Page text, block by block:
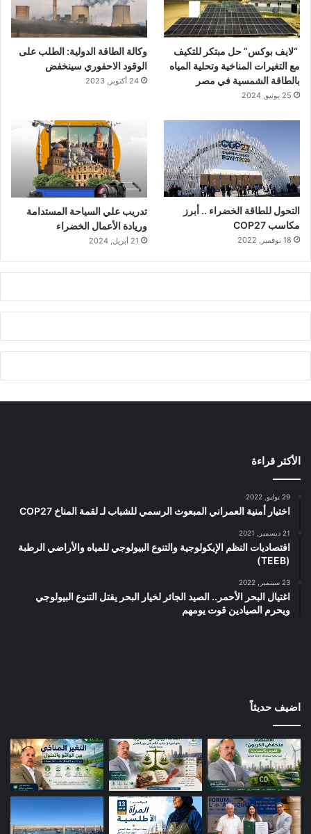
“لايف بوكس” حل مبتكر للتكيف
مع التغيرات المناخية وتحلية المياه
بالطاقة الشمسية في مصر
25 يونيو, 2024
وكالة الطاقة الدولية: الطلب على
الوقود الاحفوري سينخفض
24 أكتوبر, 2023
التحول للطاقة الخضراء .. أبرز
مكاسب COP27
18 نوفمبر, 2022
تدريب علي السياحة المستدامة
وريادة الأعمال الخضراء
21 أبريل, 2024
الأكثر قراءة
29 يوليو, 2022
اختيار أمنية العمراني المبعوث الرسمي للشباب لـ لقمة المناخ COP27
21 ديسمبر, 2021
اقتصاديات النظم الإيكولوجية والتنوع البيولوجي للمياه والأراضي الرطبة
(TEEB)
23 سبتمبر, 2022
اغتيال البحر الأحمر.. الصيد الجائر لخيار البحر يقتل التنوع البيولوجي
ويحرم الصيادين قوت يومهم
اضيف حديثاً